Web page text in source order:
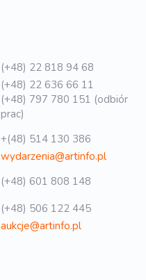
(+48) 22 818 94 68
(+48) 22 636 66 11
(+48) 797 780 151 (odbiór
prac)
+(48) 514 130 386
wydarzenia@artinfo.pl
(+48) 601 808 148
(+48) 506 122 445
aukcje@artinfo.pl